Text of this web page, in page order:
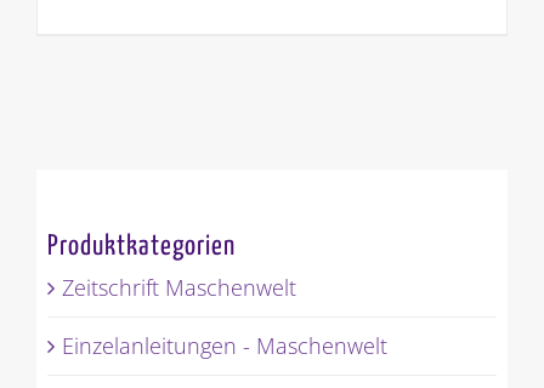
Produktkategorien
Zeitschrift Maschenwelt
Einzelanleitungen - Maschenwelt